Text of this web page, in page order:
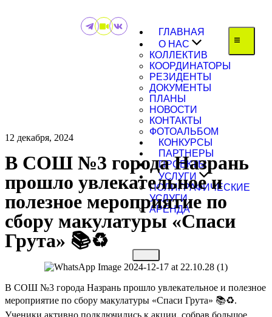
ГЛАВНАЯ
О НАС
КОЛЛЕКТИВ
КООРДИНАТОРЫ
РЕЗИДЕНТЫ
ДОКУМЕНТЫ
ПЛАНЫ
НОВОСТИ
КОНТАКТЫ
ФОТОАЛЬБОМ
КОНКУРСЫ
ПАРТНЕРЫ
ПРОЕКТЫ
УСЛУГИ
ПОЛИГРАФИЧЕСКИЕ
УСЛУГИ
АРЕНДА
12 декабря, 2024
В СОШ №3 города Назрань
прошло увлекательное и
полезное мероприятие по
сбору макулатуры «Спаси
Грута» 📚♻️
В СОШ №3 города Назрань прошло увлекательное и полезное
мероприятие по сбору макулатуры «Спаси Грута» 📚♻️.